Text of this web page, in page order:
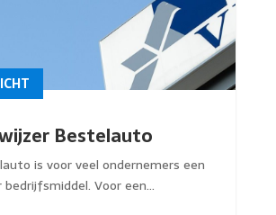
Bestelauto
is voor veel ondernemers een
Voor een...